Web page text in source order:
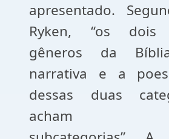
apresentado.
Ryken, “os dois
gêneros da
narrativa e a
dessas duas
acham